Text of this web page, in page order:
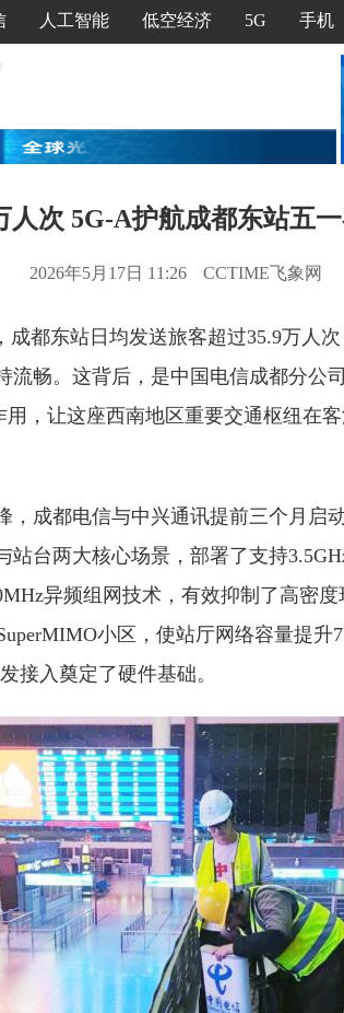
人工智能 低空经济 5G 手机
人次 5G-A护航成都东站五
2026年5月17日 11:26 CCTIME飞象网
成都东站日均发送旅客超过35.9万人
流畅。这背后，是中国电信成都分公
，让这座西南地区重要交通枢纽在
，成都电信与中兴通讯提前三个月启
站台两大核心场景，部署了支持
异频组网技术，有效抑制了高密度
小区，使站厅网络容量提升
接入奠定了硬件基础。